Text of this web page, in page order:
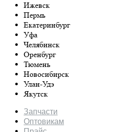
Ижевск
Пермь
Екатеринбург
Уфа
Челябинск
Оренбург
Тюмень
Новосибирск
Улан-Удэ
Якутск
Запчасти
Оптовикам